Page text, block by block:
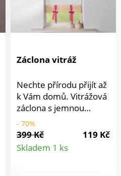
Záclona vitráž
Nechte přírodu přijít až
k Vám domů. Vitrážová
záclona s jemnou
výšivkou květu trav a
mašličkami na spodním
okraji. Nahoře lem v
kontrastní barvě a
- 70%
399 Kč
119 Kč
Skladem 1 ks
Detail